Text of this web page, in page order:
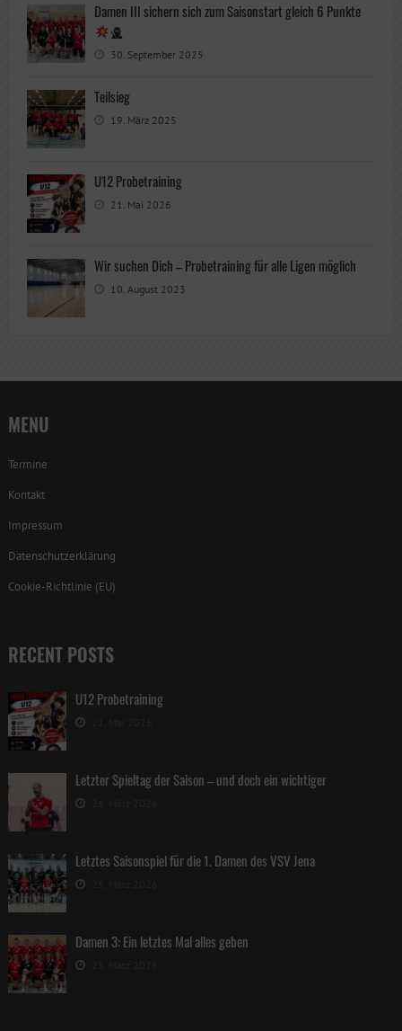
Damen III sichern sich zum Saisonstart gleich 6 Punkte
30. September 2025
Teilsieg
19. März 2025
U12 Probetraining
21. Mai 2026
Wir suchen Dich – Probetraining für alle Ligen möglich
10. August 2023
MENU
Termine
Kontakt
Impressum
Datenschutzerklärung
Cookie-Richtlinie (EU)
RECENT POSTS
U12 Probetraining
Letzter Spieltag der Saison – und doch ein wichtiger
Letztes Saisonspiel für die 1. Damen des VSV Jena
Damen 3: Ein letztes Mal alles geben